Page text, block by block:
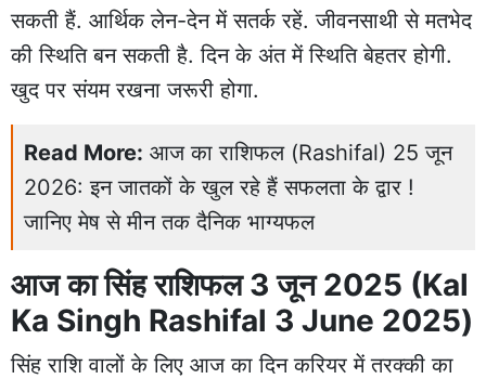
सकती हैं. आर्थिक लेन-देन में सतर्क रहें. जीवनसाथी से मतभेद
की स्थिति बन सकती है. दिन के अंत में स्थिति बेहतर होगी.
खुद पर संयम रखना जरूरी होगा.
Read More: आज का राशिफल (Rashifal) 25 जून
2026: इन जातकों के खुल रहे हैं सफलता के द्वार !
जानिए मेष से मीन तक दैनिक भाग्यफल
आज का सिंह राशिफल 3 जून 2025 (Kal
Ka Singh Rashifal 3 June 2025)
सिंह राशि वालों के लिए आज का दिन करियर में तरक्की का